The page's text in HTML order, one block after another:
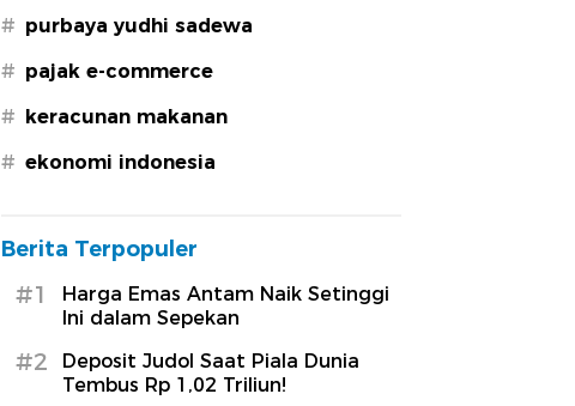
# purbaya yudhi sadewa
# pajak e-commerce
# keracunan makanan
# ekonomi indonesia
Berita Terpopuler
#1
Harga Emas Antam Naik Setinggi
Ini dalam Sepekan
#2
Deposit Judol Saat Piala Dunia
Tembus Rp 1,02 Triliun!